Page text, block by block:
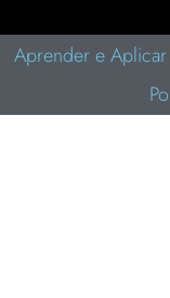
Aprender e